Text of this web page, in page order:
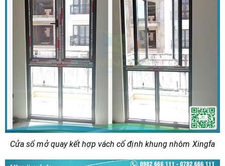
Cửa sổ mở quay kết hợp vách cố định khung nhôm Xingfa